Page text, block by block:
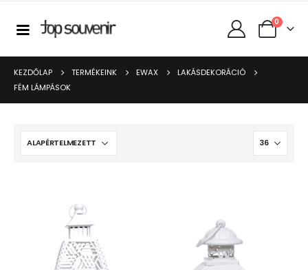
0
KEZDŐLAP TERMÉKEINK EWAX
LAKÁSDEKORÁCIÓ
FÉM LÁMPÁSOK